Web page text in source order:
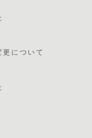
について